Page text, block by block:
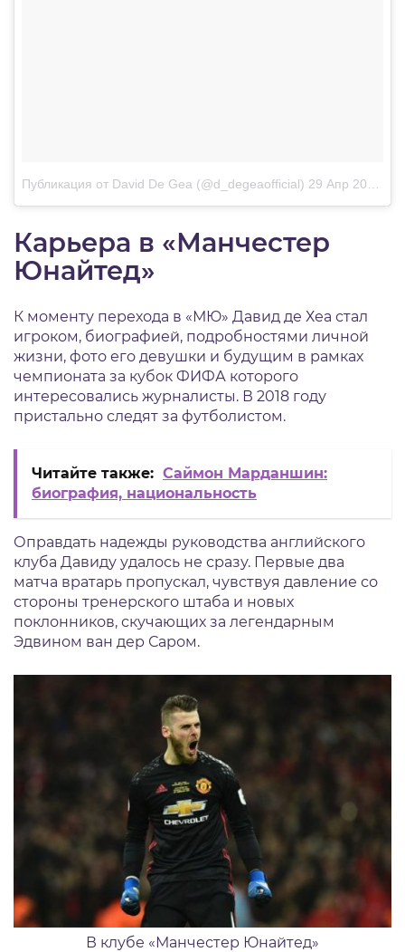
Публикация от David De Gea (@d_degeaofficial) 29 Апр 2018 в 1:10 PDT
Карьера в «Манчестер
Юнайтед»
К моменту перехода в «МЮ» Давид де Хеа стал
игроком, биографией, подробностями личной
жизни, фото его девушки и будущим в рамках
чемпионата за кубок ФИФА которого
интересовались журналисты. В 2018 году
пристально следят за футболистом.
Читайте также: Саймон Марданшин:
биография, национальность
Оправдать надежды руководства английского
клуба Давиду удалось не сразу. Первые два
матча вратарь пропускал, чувствуя давление со
стороны тренерского штаба и новых
поклонников, скучающих за легендарным
Эдвином ван дер Саром.
В клубе «Манчестер Юнайтед»